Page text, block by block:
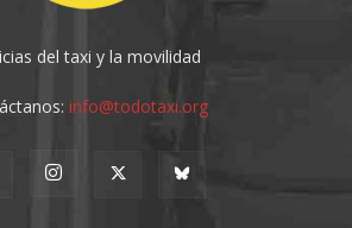
del taxi y la movilidad
info@todotaxi.org